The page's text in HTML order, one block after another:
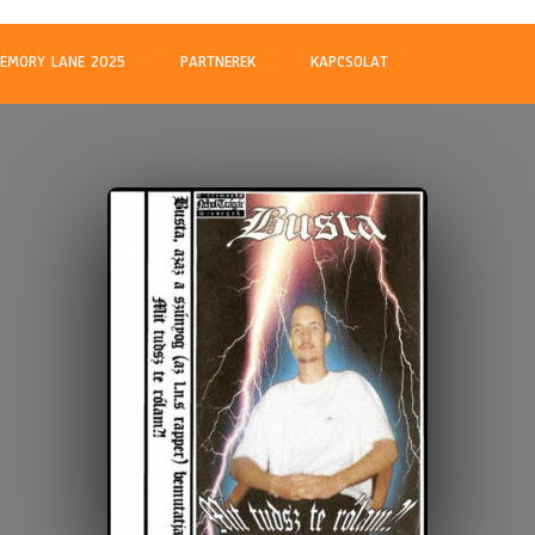
LANE 2025 PARTNEREK KAPCSOLAT